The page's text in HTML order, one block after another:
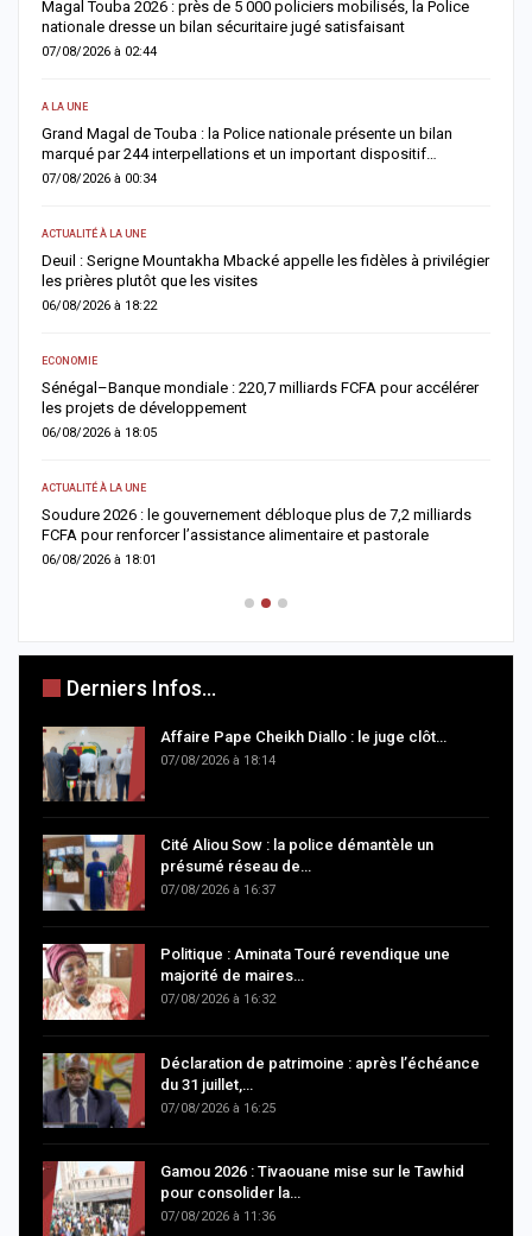
Magal Touba 2026 : près de 5 000 policiers mobilisés, la Police
nationale dresse un bilan sécuritaire jugé satisfaisant
07/08/2026 à 02:44
A LA UNE
Grand Magal de Touba : la Police nationale présente un bilan
marqué par 244 interpellations et un important dispositif…
07/08/2026 à 00:34
ACTUALITÉ À LA UNE
Deuil : Serigne Mountakha Mbacké appelle les fidèles à privilégier
les prières plutôt que les visites
06/08/2026 à 18:22
ECONOMIE
Sénégal–Banque mondiale : 220,7 milliards FCFA pour accélérer
les projets de développement
06/08/2026 à 18:05
ACTUALITÉ À LA UNE
Soudure 2026 : le gouvernement débloque plus de 7,2 milliards
FCFA pour renforcer l’assistance alimentaire et pastorale
06/08/2026 à 18:01
Derniers Infos...
Affaire Pape Cheikh Diallo : le juge clôt…
07/08/2026 à 18:14
Cité Aliou Sow : la police démantèle un
présumé réseau de…
07/08/2026 à 16:37
Politique : Aminata Touré revendique une
majorité de maires…
07/08/2026 à 16:32
Déclaration de patrimoine : après l’échéance
du 31 juillet,…
07/08/2026 à 16:25
Gamou 2026 : Tivaouane mise sur le Tawhid
pour consolider la…
07/08/2026 à 11:36